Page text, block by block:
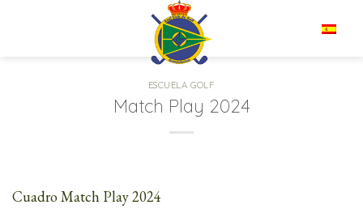
ESCUELA GOLF
Match Play 2024
Cuadro Match Play 2024